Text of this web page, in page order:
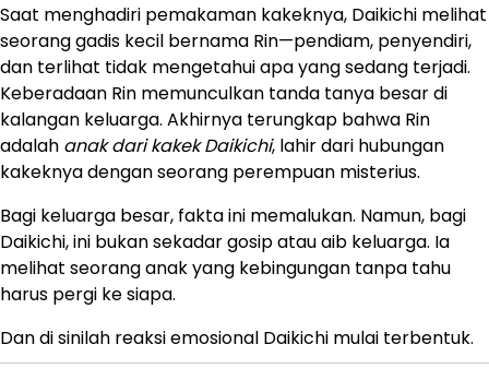
Saat menghadiri pemakaman kakeknya, Daikichi melihat
seorang gadis kecil bernama Rin—pendiam, penyendiri,
dan terlihat tidak mengetahui apa yang sedang terjadi.
Keberadaan Rin memunculkan tanda tanya besar di
kalangan keluarga. Akhirnya terungkap bahwa Rin
adalah anak dari kakek Daikichi, lahir dari hubungan
kakeknya dengan seorang perempuan misterius.
Bagi keluarga besar, fakta ini memalukan. Namun, bagi
Daikichi, ini bukan sekadar gosip atau aib keluarga. Ia
melihat seorang anak yang kebingungan tanpa tahu
harus pergi ke siapa.
Dan di sinilah reaksi emosional Daikichi mulai terbentuk.